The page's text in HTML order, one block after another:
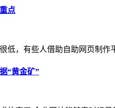
点
低，有些人借助自助网页制作
“黄金矿”